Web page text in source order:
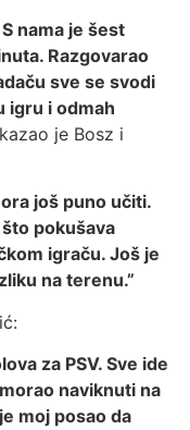
nama je šest
Razgovarao
sve se svodi
igru i odmah
je Bosz i
još puno učiti.
pokušava
igraču. Još je
na terenu.”
za PSV. Sve ide
naviknuti na
moj posao da